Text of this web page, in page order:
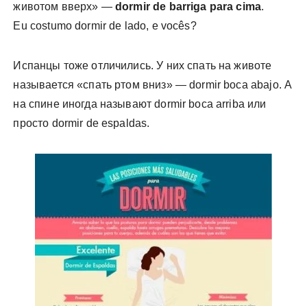
животом вверх» —dormir de barriga para cima.
Eu costumo dormir de lado, e vocês?
Испанцы тоже отличились. У них спать на животе
называется «спать ртом вниз» — dormir boca abajo. А
на спине иногда называют dormir boca arriba или
просто dormir de espaldas.